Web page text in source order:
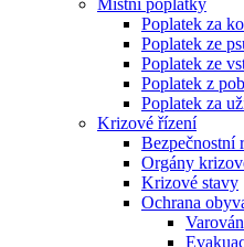
Místní poplatky
Poplatek za
Poplatek ze
Poplatek ze
Poplatek z
Poplatek za
Krizové řízení
Bezpečnostní
Orgány
Krizové stavy
Ochrana